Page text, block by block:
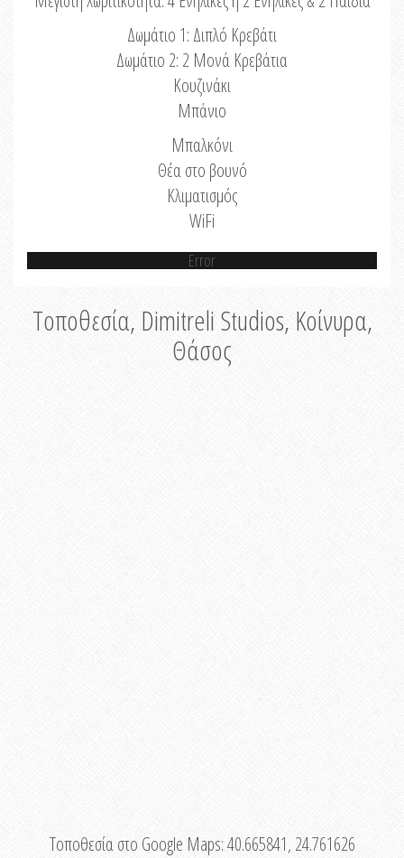
Δωμάτιο 1: Διπλό Κρεβάτι
Δωμάτιο 2: 2 Μονά Κρεβάτια
Κουζινάκι
Μπάνιο
Μπαλκόνι
Θέα στο βουνό
Κλιματισμός
WiFi
Error
Τοποθεσία, Dimitreli Studios, Κοίνυρα,
Θάσος
Τοποθεσία στο Google Maps:40.665841, 24.761626